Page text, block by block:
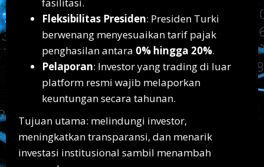
Fleksibilitas Presiden: Presiden Turki
berwenang menyesuaikan tarif pajak
penghasilan antara 0% hingga 20%.
Pelaporan: Investor yang trading di luar
platform resmi wajib melaporkan
keuntungan secara tahunan.
Tujuan utama: melindungi investor,
meningkatkan transparansi, dan menarik
investasi institusional sambil menambah